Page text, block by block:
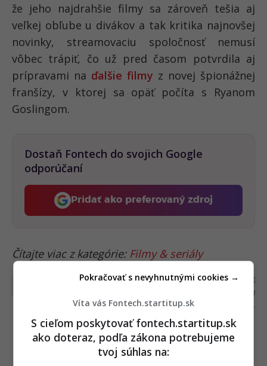
že jeho najdrahšie filmy sa zároveň tešia aj
veľkej obľube u divákov a tak kritika najnovšej
novinky, streamovaciu spoločnosť nemusí
vôbec trápiť, čo už pred časom potvrdila aj
prípravami na ďalšie filmy z novej špionážnej
franšízy, v ktorej sa opäť počíta s Ryanom
Goslingom.
Dostaň Fontech do svojich Google
odporúčaní
Pridať ako preferovaný zdroj
Fontech, odkaz sa otvorí v
Čítajte viac z kategórie: Filmy & seriály
Ďakujeme, že čítaš Fontech. V prípade, že máš
postreh alebo si našiel v článku chybu, napíš nám
naredakcia@fontech.sk .
Víta vás Fontech.startitup.sk
S cieľom poskytovať fontech.startitup.sk
ako doteraz, podľa zákona potrebujeme
tvoj súhlas na:
Pokračovať s nevyhnutnými cookies →